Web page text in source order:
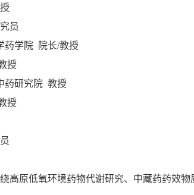
员
药学院 院长/教授
授
药研究院 教授
授
高原低氧环境药物代谢研究、中藏药药效